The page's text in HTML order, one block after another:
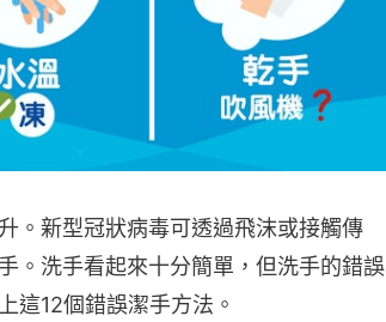
。新型冠狀病毒可透過飛沫或接觸傳
。洗手看起來十分簡單，但洗手的錯誤
這12個錯誤潔手方法。